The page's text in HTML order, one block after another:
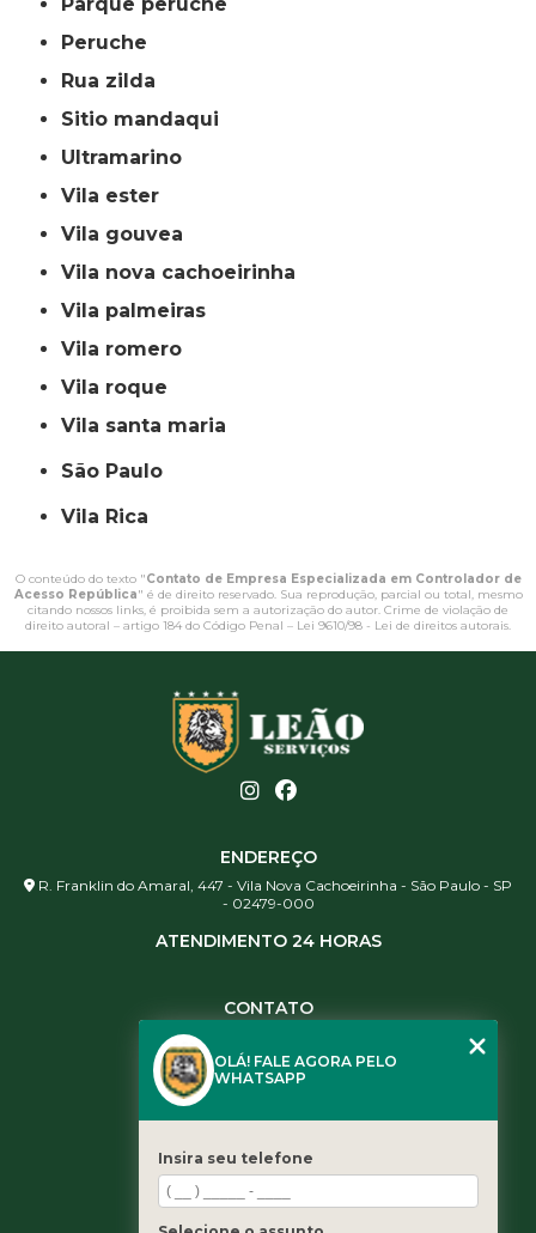
peruche
rua zilda
sitio mandaqui
ultramarino
vila ester
vila gouvea
vila nova cachoeirinha
vila palmeiras
vila romero
vila roque
vila santa maria
São Paulo
Vila Rica
O conteúdo do texto "Contato de Empresa Especializada em Controlador de
Acesso República" é de direito reservado. Sua reprodução, parcial ou total, mesmo
citando nossos links, é proibida sem a autorização do autor. Crime de violação de
direito autoral – artigo 184 do Código Penal – Lei 9610/98 - Lei de direitos autorais.
ENDEREÇO
R. Franklin do Amaral, 447 - Vila Nova Cachoeirinha - São Paulo - SP
- 02479-000
ATENDIMENTO 24 HORAS
CONTATO
(11) 3461-5871
contato@leaoservicos.com.br
Home
OLÁ! FALE AGORA PELO
WHATSAPP
Insira seu telefone